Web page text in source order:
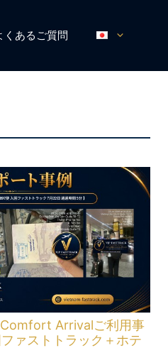
くあるご質問
Arrivalご利用事
ァストトラック＋ホテ